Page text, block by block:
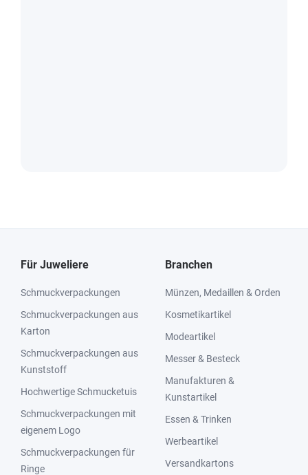
Für Juweliere
Schmuckverpackungen
Schmuckverpackungen aus
Karton
Schmuckverpackungen aus
Kunststoff
Hochwertige Schmucketuis
Schmuckverpackungen mit
eigenem Logo
Schmuckverpackungen für
Ringe
Branchen
Münzen, Medaillen & Orden
Kosmetikartikel
Modeartikel
Messer & Besteck
Manufakturen &
Kunstartikel
Essen & Trinken
Werbeartikel
Versandkartons